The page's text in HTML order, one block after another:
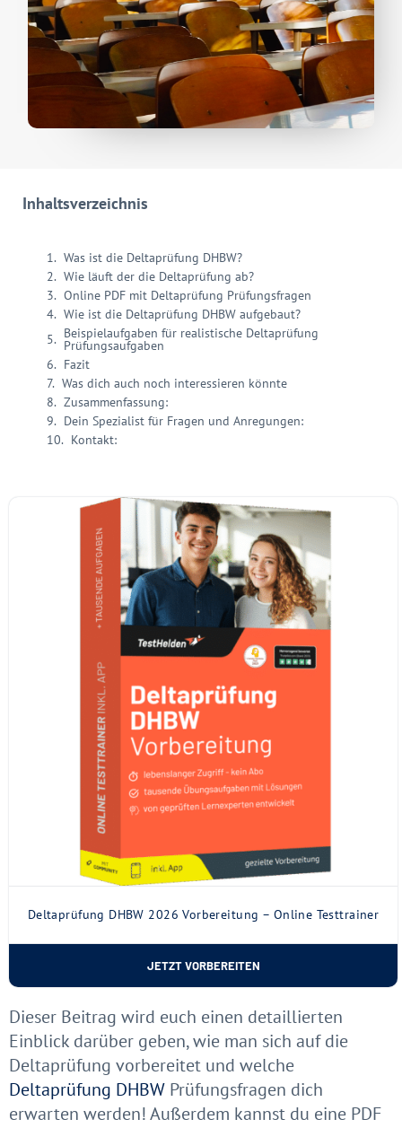
Inhaltsverzeichnis
Was ist die Deltaprüfung DHBW?
Wie läuft der die Deltaprüfung ab?
Online PDF mit Deltaprüfung Prüfungsfragen
Wie ist die Deltaprüfung DHBW aufgebaut?
Beispielaufgaben für realistische Deltaprüfung
Prüfungsaufgaben
Fazit
Was dich auch noch interessieren könnte
Zusammenfassung:
Dein Spezialist für Fragen und Anregungen:
Kontakt:
Deltaprüfung DHBW 2026 Vorbereitung – Online Testtrainer
JETZT VORBEREITEN
Dieser Beitrag wird euch einen detaillierten
Einblick darüber geben, wie man sich auf die
Deltaprüfung vorbereitet und welche
Deltaprüfung DHBW Prüfungsfragen dich
erwarten werden! Außerdem kannst du eine PDF